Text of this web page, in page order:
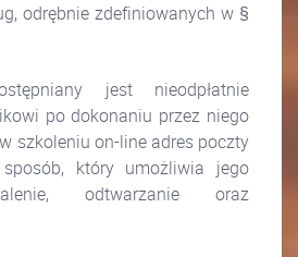
odrębnie zdefiniowanych w §
jest nieodpłatnie
po dokonaniu przez niego
szkoleniu on-line adres poczty
który umożliwia jego
odtwarzanie oraz